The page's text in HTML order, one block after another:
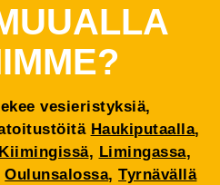
vesieristyksiä,
Haukiputaalla,
Kiimingissä, Limingassa,
Oulunsalossa,Tyrnävällä